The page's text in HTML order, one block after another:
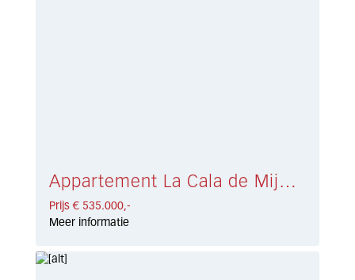
Appartement La Cala de Mijas € 535.000,-
Prijs € 535.000,-
Meer informatie